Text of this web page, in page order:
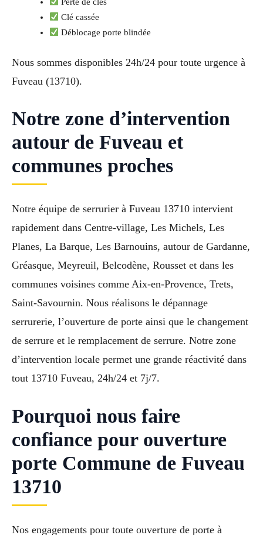
Clé cassée
Déblocage porte blindée
Nous sommes disponibles 24h/24 pour toute urgence à
Fuveau (13710).
Notre zone d’intervention
autour de Fuveau et
communes proches
Notre équipe de serrurier à Fuveau 13710 intervient
rapidement dans Centre-village, Les Michels, Les
Planes, La Barque, Les Barnouins, autour de Gardanne,
Gréasque, Meyreuil, Belcodène, Rousset et dans les
communes voisines comme Aix-en-Provence, Trets,
Saint-Savournin. Nous réalisons le dépannage
serrurerie, l’ouverture de porte ainsi que le changement
de serrure et le remplacement de serrure. Notre zone
d’intervention locale permet une grande réactivité dans
tout 13710 Fuveau, 24h/24 et 7j/7.
Pourquoi nous faire
confiance pour ouverture
porte Commune de Fuveau
13710
Nos engagements pour toute ouverture de porte à